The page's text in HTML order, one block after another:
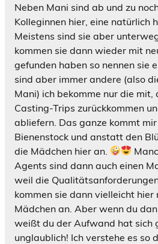
Neben Mani sind ab und zu
Kolleginnen hier, eine natürlich
Meistens sind sie aber
kommen sie dann wieder mit
gefunden haben so nennen sie
sind aber immer andere (also
Mani) ich bekomme nur die
Casting-Trips zurückkommen
abliefern. Das ganze kommt
Bienenstock und anstatt den
die Mädchen hier an.
Agents sind dann auch einen
weil die Qualitätsanforderungen
kommen sie dann vielleicht
Mädchen an. Aber wenn du
weißt du der Aufwand hat sich
unglaublich! Ich verstehe es so